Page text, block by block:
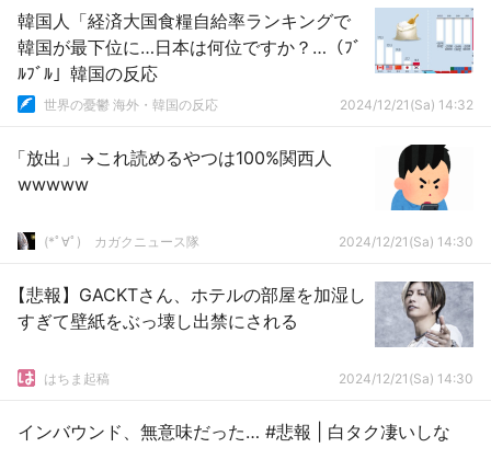
韓国人「経済大国食糧自給率ランキングで
韓国が最下位に…日本は何位ですか？…（ﾌﾞ
ﾙﾌﾞﾙ」韓国の反応
世界の憂鬱 海外・韓国の反応 2024/12/21(Sa) 14:32
「放出」→これ読めるやつは100%関西人
wwwww
(*ﾟ∀ﾟ)ゞカガクニュース隊 2024/12/21(Sa) 14:30
【悲報】GACKTさん、ホテルの部屋を加湿し
すぎて壁紙をぶっ壊し出禁にされる
はちま起稿 2024/12/21(Sa) 14:30
インバウンド、無意味だった… #悲報 | 白タク凄いしな